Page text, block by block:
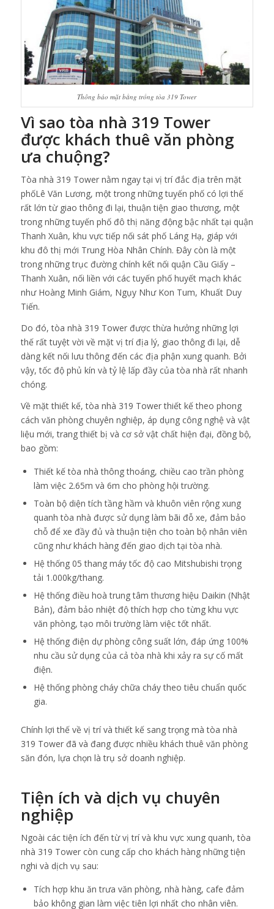
Thông báo mặt bằng trống tòa 319 Tower
Vì sao tòa nhà 319 Tower
được khách thuê văn phòng
ưa chuộng?
Tòa nhà 319 Tower nằm ngay tại vị trí đắc địa trên mặt
phốLê Văn Lương, một trong những tuyến phố có lợi thế
rất lớn từ giao thông đi lại, thuận tiện giao thương, một
trong những tuyến phố đô thị năng động bậc nhất tại quận
Thanh Xuân, khu vực tiếp nối sát phố Láng Hạ, giáp với
khu đô thị mới Trung Hòa Nhân Chính. Đây còn là một
trong những trục đường chính kết nối quận Cầu Giấy –
Thanh Xuân, nối liền với các tuyến phố huyết mạch khác
như Hoàng Minh Giám, Ngụy Như Kon Tum, Khuất Duy
Tiến.
Do đó, tòa nhà 319 Tower được thừa hưởng những lợi
thế rất tuyệt vời về mặt vị trí địa lý, giao thông đi lại, dễ
dàng kết nối lưu thông đến các địa phận xung quanh. Bởi
vậy, tốc độ phủ kín và tỷ lệ lấp đầy của tòa nhà rất nhanh
chóng.
Về mặt thiết kế, tòa nhà 319 Tower thiết kế theo phong
cách văn phòng chuyên nghiệp, áp dụng công nghệ và vật
liệu mới, trang thiết bị và cơ sở vật chất hiện đại, đồng bộ,
bao gồm:
Thiết kế tòa nhà thông thoáng, chiều cao trần phòng
làm việc 2.65m và 6m cho phòng hội trường.
Toàn bộ diện tích tầng hầm và khuôn viên rộng xung
quanh tòa nhà được sử dụng làm bãi đỗ xe, đảm bảo
chỗ để xe đầy đủ và thuận tiện cho toàn bộ nhân viên
cũng như khách hàng đến giao dịch tại tòa nhà.
Hệ thống 05 thang máy tốc độ cao Mitshubishi trọng
tải 1.000kg/thang.
Hệ thống điều hoà trung tâm thương hiệu Daikin (Nhật
Bản), đảm bảo nhiệt độ thích hợp cho từng khu vực
văn phòng, tạo môi trường làm việc tốt nhất.
Hệ thống điện dự phòng công suất lớn, đáp ứng 100%
nhu cầu sử dụng của cả tòa nhà khi xảy ra sự cố mất
điện.
Hệ thống phòng cháy chữa cháy theo tiêu chuẩn quốc
gia.
Chính lợi thế về vị trí và thiết kế sang trọng mà tòa nhà
319 Tower đã và đang được nhiều khách thuê văn phòng
săn đón, lựa chọn là trụ sở doanh nghiệp.
Tiện ích và dịch vụ chuyên
nghiệp
Ngoài các tiện ích đến từ vị trí và khu vực xung quanh, tòa
nhà 319 Tower còn cung cấp cho khách hàng những tiện
nghi và dịch vụ sau:
Tích hợp khu ăn trưa văn phòng, nhà hàng, cafe đảm
bảo không gian làm việc tiên lợi nhất cho nhân viên.